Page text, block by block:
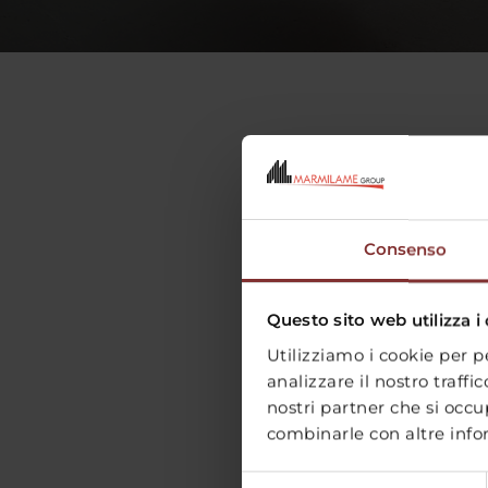
Consenso
Questo sito web utilizza i
Utilizziamo i cookie per
analizzare il nostro
nostri partner che si
combinarle con altre